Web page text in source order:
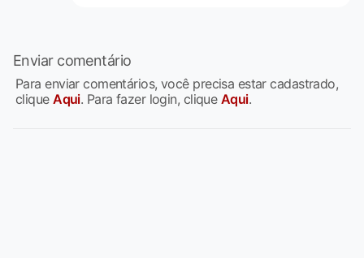
Enviar comentário
Para enviar comentários, você precisa estar cadastrado,
cliqueAqui. Para fazer login, clique Aqui.